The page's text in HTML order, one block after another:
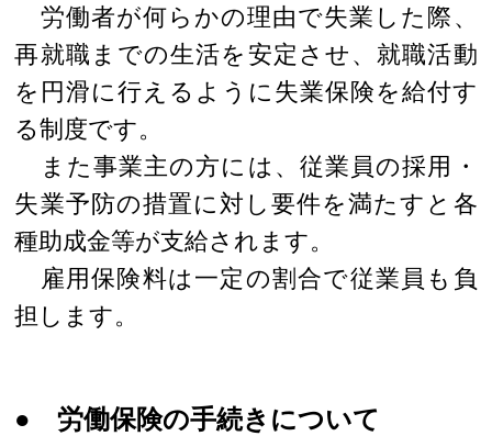
労働者が何らかの理由で失業した際、
再就職までの生活を安定させ、就職活動
を円滑に行えるように失業保険を給付す
る制度です。
また事業主の方には、従業員の採用・
失業予防の措置に対し要件を満たすと各
種助成金等が支給されます。
雇用保険料は一定の割合で従業員も負
担します。
● 労働保険の手続きについて